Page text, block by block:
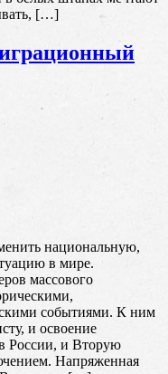
[…]
национальную,
в мире.
массового
событиями. К ним
и освоение
России, и Вторую
Напряженная